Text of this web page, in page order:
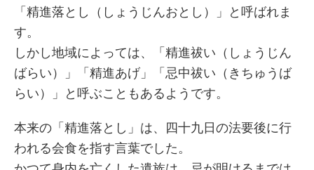
「精進落とし（しょうじんおとし）」と呼ばれま
す。
しかし地域によっては、「精進祓い（しょうじん
ばらい）」「精進あげ」「忌中祓い（きちゅうば
らい）」と呼ぶこともあるようです。
本来の「精進落とし」は、四十九日の法要後に行
われる会食を指す言葉でした。